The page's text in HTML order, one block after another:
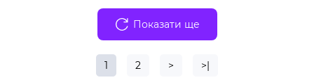
Показати ще
1 2 > >|